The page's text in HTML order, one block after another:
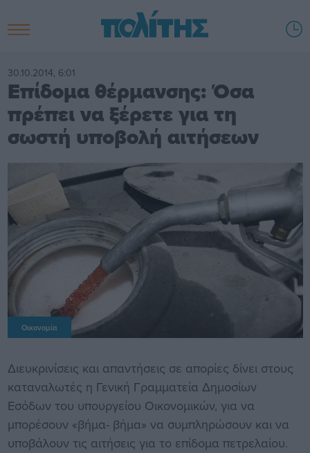
30.10.2014, 6:01
Επίδομα θέρμανσης: Όσα
πρέπει να ξέρετε για τη
σωστή υποβολή αιτήσεων
Οικονομία
Διευκρινίσεις και απαντήσεις σε απορίες δίνει στους
καταναλωτές η Γενική Γραμματεία Δημοσίων
Εσόδων του υπουργείου Οικονομικών, για να
μπορέσουν «βήμα- βήμα» να συμπληρώσουν και να
υποβάλουν τις αιτήσεις για το επίδομα πετρελαίου.